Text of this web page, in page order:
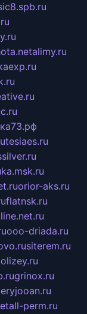
alimy.ru
tesiaes.ru
orior-aks.ru
flatnsk.ru
ooo-driada.ru
siterem.ru
grinox.ru
perm.ru